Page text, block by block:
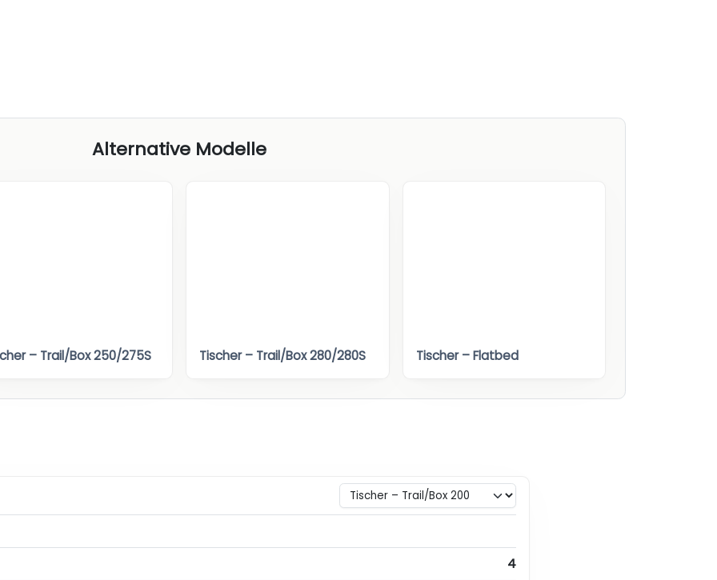
Alternative Modelle
– Trail/Box 250/275S Tischer – Trail/Box 280/280S Tischer – Flatbed
4